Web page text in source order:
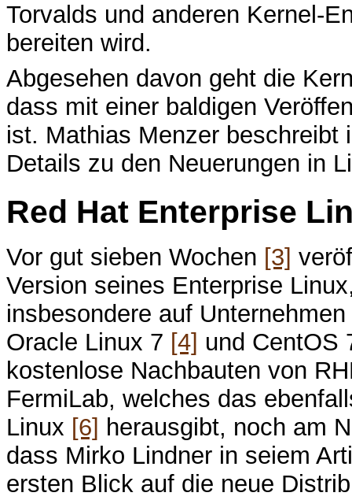
Torvalds und anderen Kernel-
bereiten wird.
Abgesehen davon geht die
dass mit einer baldigen
ist. Mathias Menzer
Details zu den Neuerungen in
Red Hat Enterprise
Vor gut sieben Wochen [3]
Version seines Enterprise
insbesondere auf
Oracle Linux 7 [4] und CentOS
kostenlose Nachbauten von
FermiLab, welches das
Linux [6] herausgibt, noch am
dass Mirko Lindner in seiem
ersten Blick auf die neue